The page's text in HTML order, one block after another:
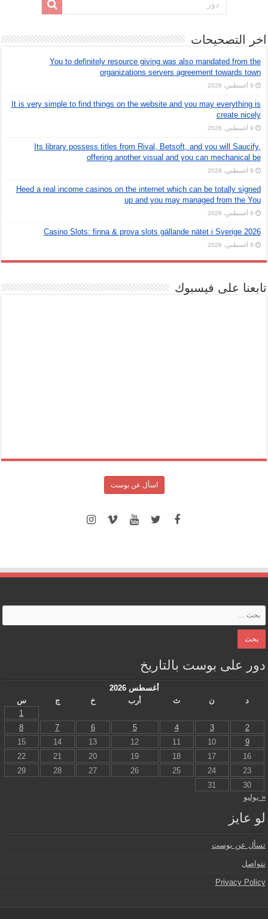
اخر التصحيحات
You to definitely resource giving was also mandated from the
organizations servers agreement towards town
9 أغسطس، 2026
It is very simple to find things on the website and you may everything is
create nicely
9 أغسطس، 2026
Its library possess titles from Rival, Betsoft, and you will Saucify,
offering another visual and you can mechanical be
9 أغسطس، 2026
Heed a real income casinos on the internet which can be totally signed
up and you may managed from the You
9 أغسطس، 2026
Casino Slots: finna & prova slots gällande nätet i Sverige 2026
9 أغسطس، 2026
تابعنا على فيسبوك
اسأل عن بوست
دور على بوست بالتاريخ
أغسطس 2026
د
ن ث أرب خ ج
س
1
2
3
4
5
6
7
8
9
10
11
12
13
14
15
16
17
18
19
20
21
22
23
24
25
26
27
28
29
30
31
« يوليو
لو عايز
تسأل عن بوست
نتواصل
Privacy Policy